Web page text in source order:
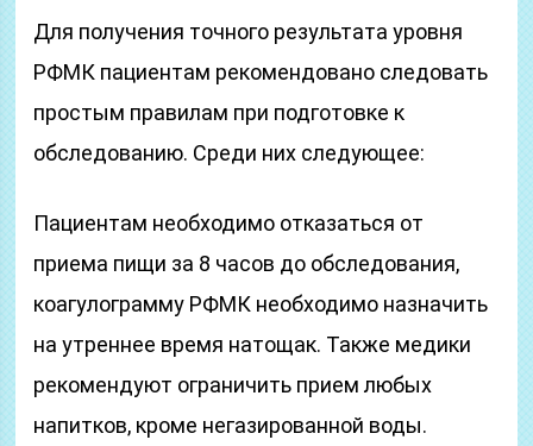
Для получения точного результата уровня
РФМК пациентам рекомендовано следовать
простым правилам при подготовке к
обследованию. Среди них следующее:
Пациентам необходимо отказаться от
приема пищи за 8 часов до обследования,
коагулограмму РФМК необходимо назначить
на утреннее время натощак. Также медики
рекомендуют ограничить прием любых
напитков, кроме негазированной воды.